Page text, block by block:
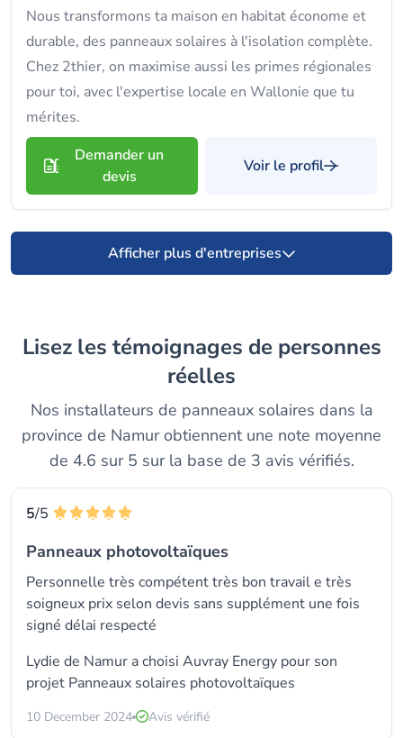
Nous transformons ta maison en habitat économe et
durable, des panneaux solaires à l'isolation complète.
Chez 2thier, on maximise aussi les primes régionales
pour toi, avec l'expertise locale en Wallonie que tu
mérites.
Demander un
devis
Voir le profil
Afficher plus d'entreprises
Lisez les témoignages de personnes
réelles
Nos installateurs de panneaux solaires dans la
province de Namur obtiennent une note moyenne
de 4.6 sur 5 sur la base de 3 avis vérifiés.
5/5
Panneaux photovoltaïques
Personnelle très compétent très bon travail e très
soigneux prix selon devis sans supplément une fois
signé délai respecté
Lydie de Namur a choisi Auvray Energy pour son
projet Panneaux solaires photovoltaïques
10 December 2024 Avis vérifié